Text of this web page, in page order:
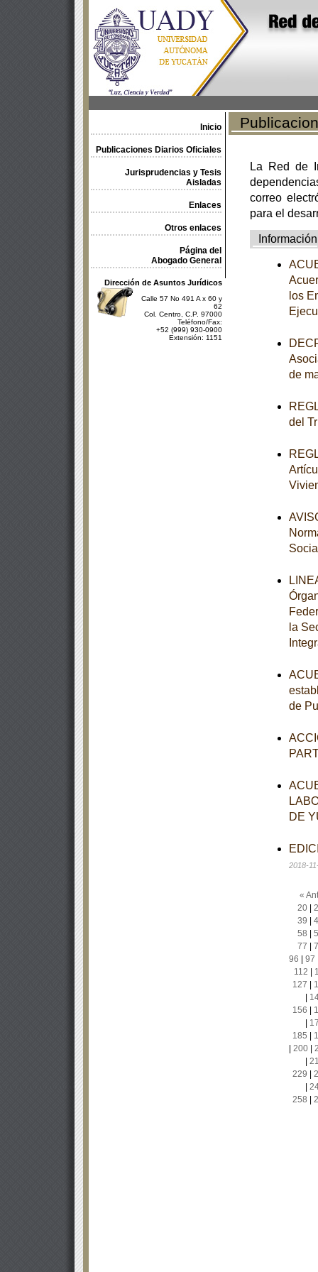
Inicio
Publicaciones Diarios Oficiales
Jurisprudencias y Tesis
Aisladas
Enlaces
Otros enlaces
Página del
Abogado General
Dirección de Asuntos Jurídicos
Calle 57 No 491 A x 60 y
62
Col. Centro, C.P. 97000
Teléfono/Fax:
+52 (999) 930-0900
Extensión: 1151
La Red de
correo
para el
Información
los
de
del
la
de
DE
2018-
«
20|
39
58
77
96
97
112
127
156
185
200|
229
258